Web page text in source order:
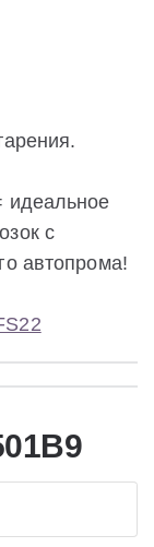
идеальное
с
автопрома!